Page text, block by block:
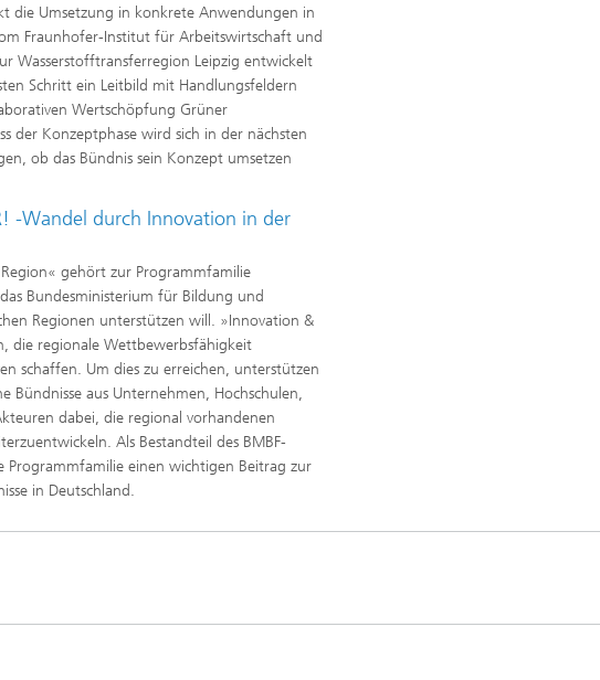
die Umsetzung in konkrete Anwendungen in
Fraunhofer-Institut für Arbeitswirtschaft und
Wasserstofftransferregion Leipzig entwickelt
Schritt ein Leitbild mit Handlungsfeldern
Wertschöpfung Grüner
der Konzeptphase wird sich in der nächsten
ob das Bündnis sein Konzept umsetzen
-Wandel durch Innovation in der
gehört zur Programmfamilie
Bundesministerium für Bildung und
Regionen unterstützen will. »Innovation &
die regionale Wettbewerbsfähigkeit
schaffen. Um dies zu erreichen, unterstützen
Bündnisse aus Unternehmen, Hochschulen,
dabei, die regional vorhandenen
Als Bestandteil des BMBF-
Programmfamilie einen wichtigen Beitrag zur
in Deutschland.